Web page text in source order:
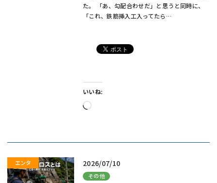
た。 「あ、勾配合わせだ」と思うと同時に、
「これ、鉄筋挿入工入ってたら…
いいね:
読
2026/07/10
その他